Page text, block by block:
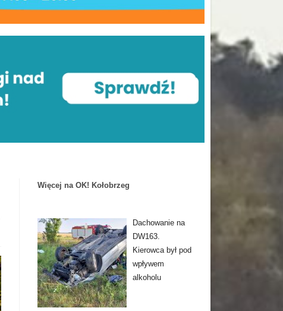
Więcej na OK! Kołobrzeg
Dachowanie na
DW163.
Kierowca był pod
wpływem
alkoholu